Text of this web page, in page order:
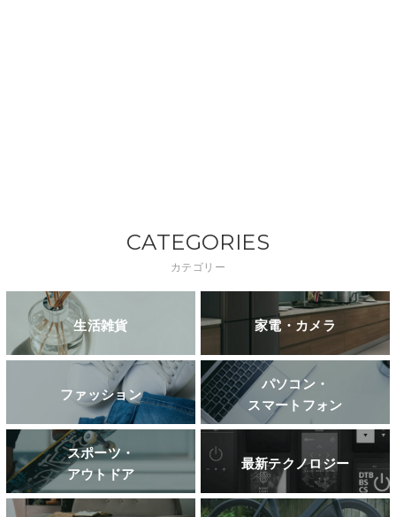
CATEGORIES
カテゴリー
生活雑貨 家電・カメラ
ファッション
パソコン・
スマートフォン
スポーツ・
アウトドア
最新テクノロジー